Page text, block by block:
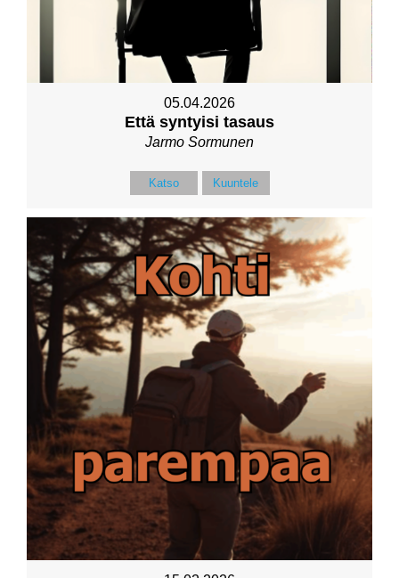
05.04.2026
Että syntyisi tasaus
Jarmo Sormunen
Katso Kuuntele